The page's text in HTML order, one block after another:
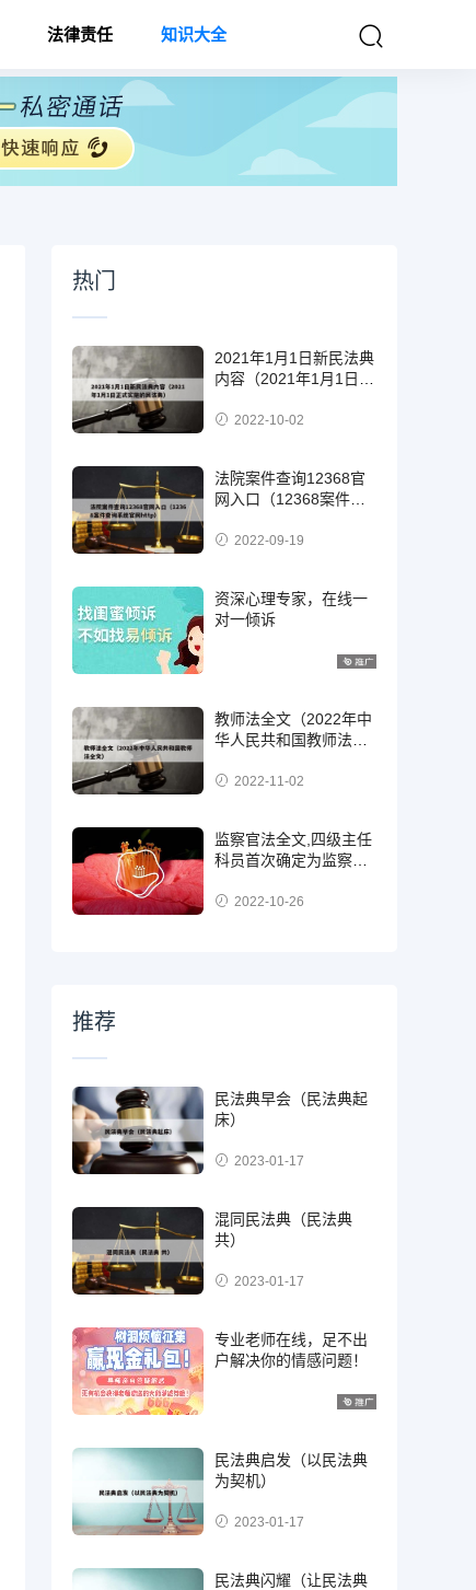
法律责任 知识大全
热门
2021年1月1日新民法典
内容（2021年1月1日正
2022-10-02
法院案件查询12368官
网入口（12368案件查
2022-09-19
资深心理专家，在线一
对一倾诉
教师法全文（2022年中
华人民共和国教师法全
2022-11-02
监察官法全文,四级主任
科员首次确定为监察
级?2022-10-26
推荐
民法典早会（民法典起
床）
2023-01-17
混同民法典（民法典
共）
2023-01-17
专业老师在线，足不出
户解决你的情感问题！
民法典启发（以民法典
为契机）
2023-01-17
民法典闪耀（让民法典